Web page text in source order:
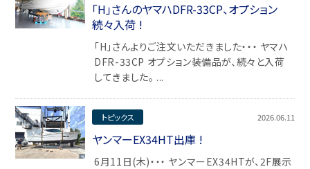
「H」さんのヤマハDFR-33CP、オプション
続々入荷 !
「H」さんよりご注文いただきました・・・ ヤマハ
DFR-33CP オプション装備品が、続々と入荷
してきました。 ...
トピックス 2026.06.11
ヤンマーEX34HT出庫 !
6月11日(木)・・・ ヤンマーEX34HTが、2F展示